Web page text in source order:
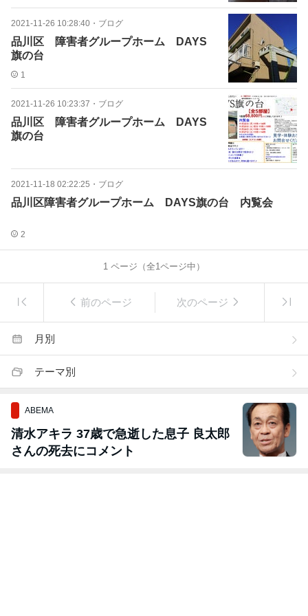
2021-11-26 10:28:40 ・ ブログ
品川区 障害者グループホーム DAYS
旗の台
1
2021-11-26 10:23:37 ・ ブログ
品川区 障害者グループホーム DAYS
旗の台
2021-11-18 02:22:25 ・ ブログ
品川区障害者グループホーム DAYS旗の台 内覧会
2
1 ページ（全1ページ中）
前のページ 次のページ
月別
テーマ別
ABEMA
清水アキラ 37歳で急逝した息子 良太郎
さんの死去にコメント